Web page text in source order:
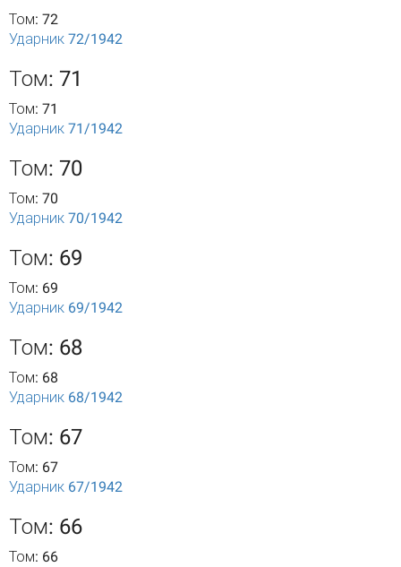
Том: 72
Ударник 72/1942
Том: 71
Том: 71
Ударник 71/1942
Том: 70
Том: 70
Ударник 70/1942
Том: 69
Том: 69
Ударник 69/1942
Том: 68
Том: 68
Ударник 68/1942
Том: 67
Том: 67
Ударник 67/1942
Том: 66
Том: 66